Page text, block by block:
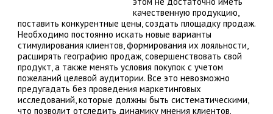
качественную продукцию,
поставить конкурентные цены, создать площадку продаж.
Необходимо постоянно искать новые варианты
стимулирования клиентов, формирования их лояльности,
расширять географию продаж, совершенствовать свой
продукт, а также менять условия покупок с учетом
пожеланий целевой аудитории. Все это невозможно
предугадать без проведения маркетинговых
исследований, которые должны быть систематическими,
что позволит отследить динамику мнения клиентов.